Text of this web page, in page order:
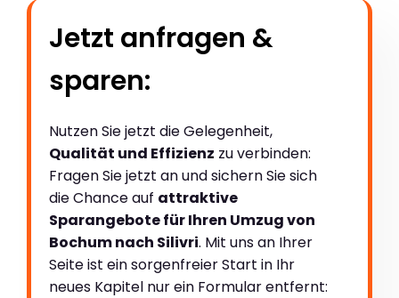
Jetzt anfragen &
sparen:
Nutzen Sie jetzt die Gelegenheit,
Qualität und Effizienz zu verbinden:
Fragen Sie jetzt an und sichern Sie sich
die Chance auf attraktive
Sparangebote für Ihren Umzug von
Bochum nach Silivri. Mit uns an Ihrer
Seite ist ein sorgenfreier Start in Ihr
neues Kapitel nur ein Formular entfernt: